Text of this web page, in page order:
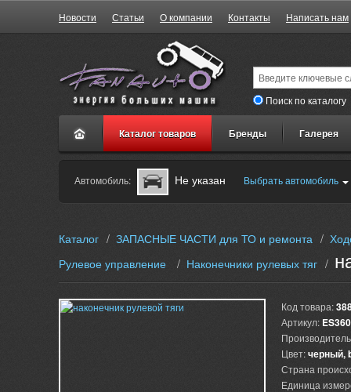
Новости Статьи О компании Контакты Написать нам
Поиск по каталогу
Каталог товаров Бренды Галерея
Автомобиль: Не указан Выбрать автомобиль
Каталог / ЗАПАСНЫЕ ЧАСТИ для ТО и ремонта /
Рулевое управление
/ Наконечники рулевых тяг /
Код товара:
Артикул:
Цвет:черный,
Страна
Единица